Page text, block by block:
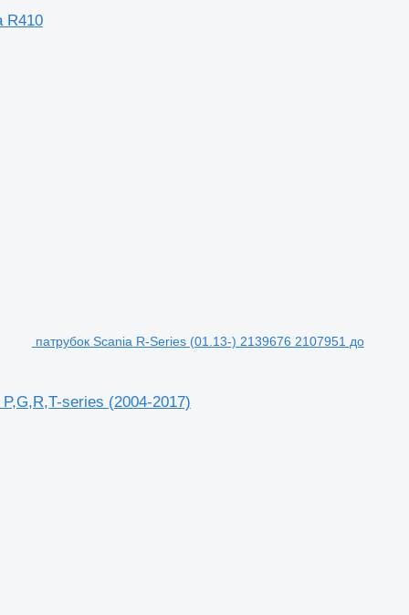
R410
патрубок Scania R-Series (01.13-) 2139676 2107951 до
series (2004-2017)